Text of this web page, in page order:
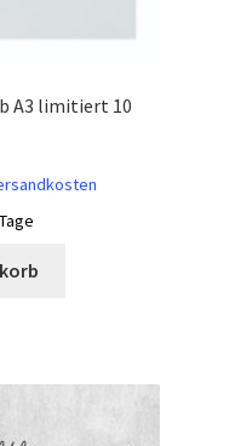
A3 limitiert 10